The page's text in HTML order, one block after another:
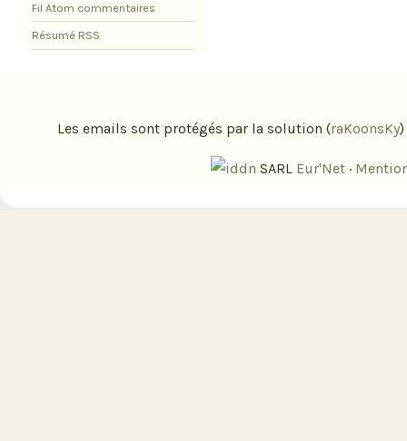
Fil Atom commentaires
Résumé RSS
Les emails sont protégés par la solution (raKoonsKy)
SARL Eur'Net ·